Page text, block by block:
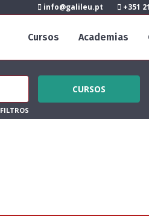
info@galileu.pt +351
Cursos Academias
CURSOS
FILTROS